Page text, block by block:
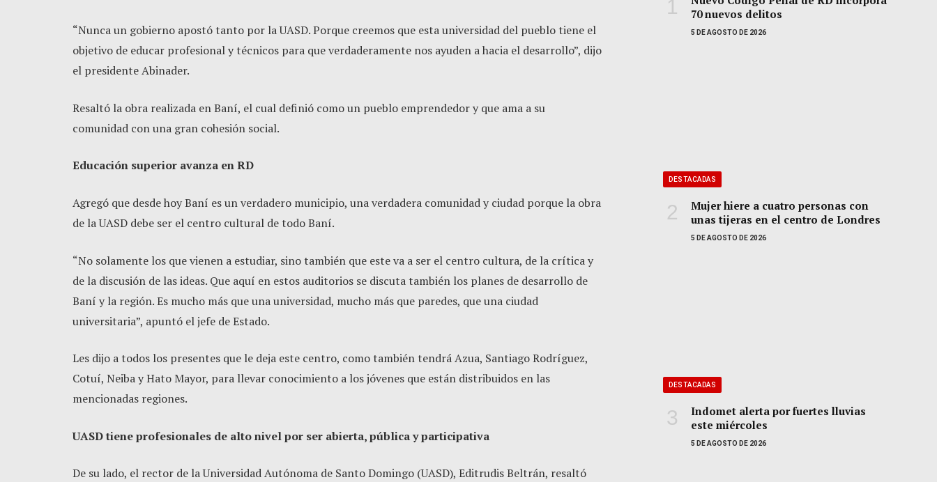
“Nunca un gobierno apostó tanto por la UASD. Porque creemos que esta universidad del pueblo tiene el
objetivo de educar profesional y técnicos para que verdaderamente nos ayuden a hacia el desarrollo”, dijo
el presidente Abinader.
Resaltó la obra realizada en Baní, el cual definió como un pueblo emprendedor y que ama a su
comunidad con una gran cohesión social.
Educación superior avanza en RD
Agregó que desde hoy Baní es un verdadero municipio, una verdadera comunidad y ciudad porque la obra
de la UASD debe ser el centro cultural de todo Baní.
“No solamente los que vienen a estudiar, sino también que este va a ser el centro cultura, de la crítica y
de la discusión de las ideas. Que aquí en estos auditorios se discuta también los planes de desarrollo de
Baní y la región. Es mucho más que una universidad, mucho más que paredes, que una ciudad
universitaria”, apuntó el jefe de Estado.
Les dijo a todos los presentes que le deja este centro, como también tendrá Azua, Santiago Rodríguez,
Cotuí, Neiba y Hato Mayor, para llevar conocimiento a los jóvenes que están distribuidos en las
mencionadas regiones.
UASD tiene profesionales de alto nivel por ser abierta, pública y participativa
De su lado, el rector de la Universidad Autónoma de Santo Domingo (UASD), Editrudis Beltrán, resaltó
70 nuevos delitos
5 DE AGOSTO DE 2026
DESTACADAS
Mujer hiere a cuatro personas con
unas tijeras en el centro de Londres
5 DE AGOSTO DE 2026
DESTACADAS
Indomet alerta por fuertes lluvias
este miércoles
5 DE AGOSTO DE 2026